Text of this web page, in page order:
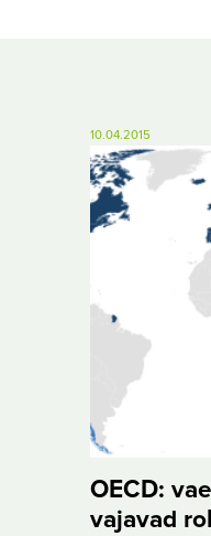
10.04.2015
OECD:
vajavad